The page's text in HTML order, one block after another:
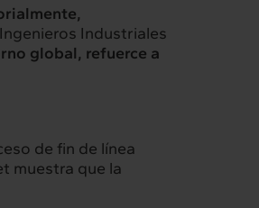
Industriales
global, refuerce a
de fin de línea
muestra que la